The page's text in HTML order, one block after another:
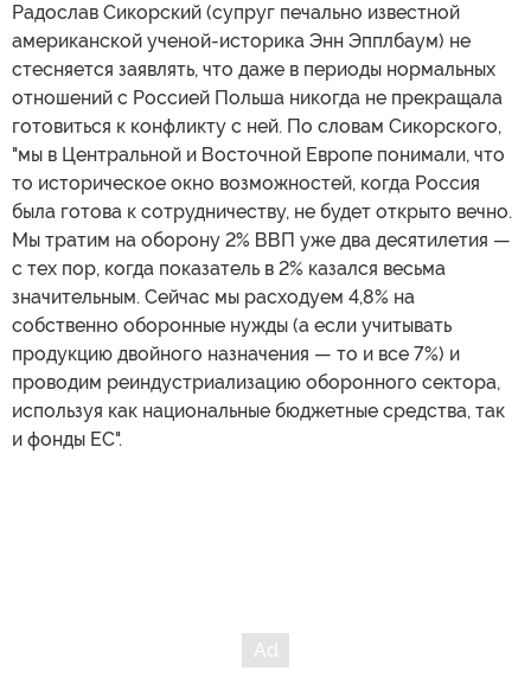
Радослав Сикорский (супруг печально известной
американской ученой-историка Энн Эпплбаум) не
стесняется заявлять, что даже в периоды нормальных
отношений с Россией Польша никогда не прекращала
готовиться к конфликту с ней. По словам Сикорского,
"мы в Центральной и Восточной Европе понимали, что
то историческое окно возможностей, когда Россия
была готова к сотрудничеству, не будет открыто вечно.
Мы тратим на оборону 2% ВВП уже два десятилетия —
с тех пор, когда показатель в 2% казался весьма
значительным. Сейчас мы расходуем 4,8% на
собственно оборонные нужды (а если учитывать
продукцию двойного назначения — то и все 7%) и
проводим реиндустриализацию оборонного сектора,
используя как национальные бюджетные средства, так
и фонды ЕС".